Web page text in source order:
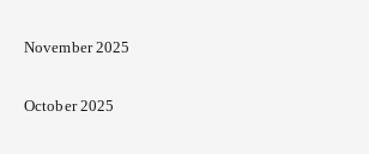
November 2025
October 2025